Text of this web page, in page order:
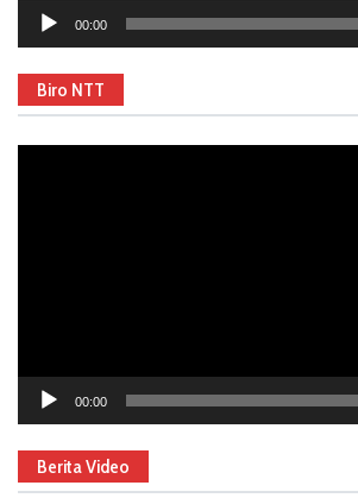
00:00
Biro NTT
00:00
Berita Video